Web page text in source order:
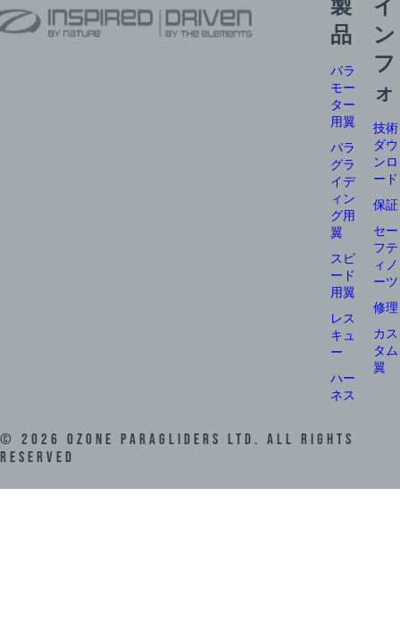
製
品
パラ
モー
ター
用翼
パラ
グラ
イデ
ィン
グ用
翼
スピ
ード
用翼
レス
キュ
ー
ハー
ネス
イ
ン
フ
ォ
技術
ダウ
ンロ
ード
保証
セー
フテ
ィノ
ーツ
修理
カス
タム
翼
© 2026 Ozone Paragliders LTD. All Rights
Reserved